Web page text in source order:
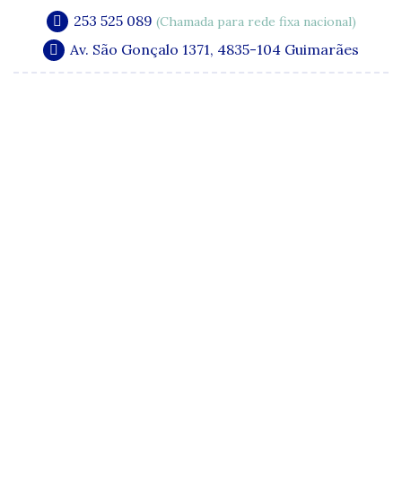
253 525 089 (Chamada para rede fixa nacional)
Av. São Gonçalo 1371, 4835-104 Guimarães